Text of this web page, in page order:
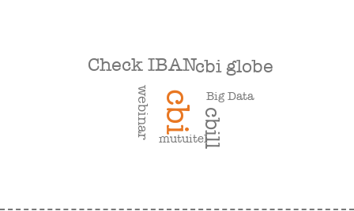
cbi cbill
cbi globe
Check IBAN
webinar mutuitel
Big Data